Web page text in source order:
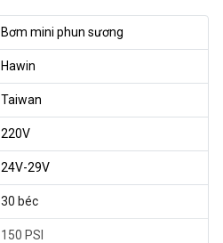
Bơm mini phun sương
Hawin
Taiwan
220V
24V-29V
30 béc
150 PSI